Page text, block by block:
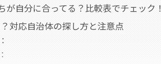
が自分に合ってる？比較表でチェック！
対応自治体の探し方と注意点